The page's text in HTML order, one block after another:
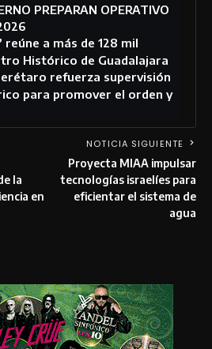
PREPARAN OPERATIVO
reúne a más de 128 mil
Histórico de Guadalajara
refuerza supervisión
para promover el orden y
la
en
NOTICIA SIGUIENTE
Proyecta MIAA impulsar
tecnologías israelíes para
eficientar el sistema de
agua